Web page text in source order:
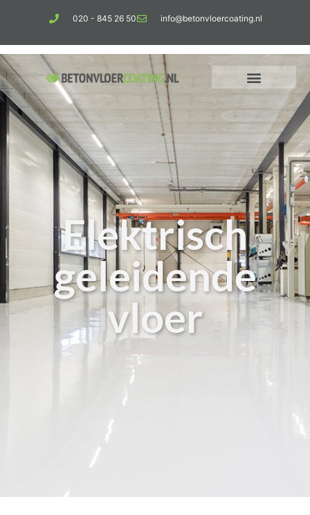
020 - 845 26 50 info@betonvloercoating.nl
Elektrisch
geleidende
vloer